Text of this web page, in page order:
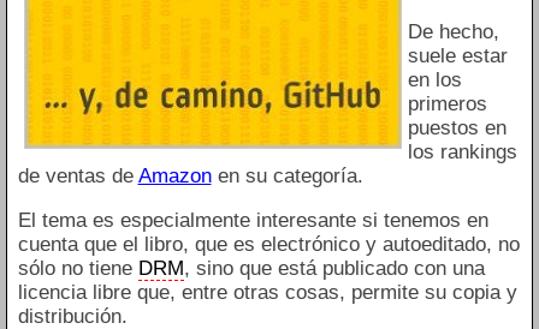
De hecho,
suele estar
en los
primeros
puestos en
los rankings
de ventas de Amazonen su categoría.
El tema es especialmente interesante si tenemos en
cuenta que el libro, que es electrónico y autoeditado, no
sólo no tiene DRM, sino que está publicado con una
licencia libre que, entre otras cosas, permite su copia y
distribución.